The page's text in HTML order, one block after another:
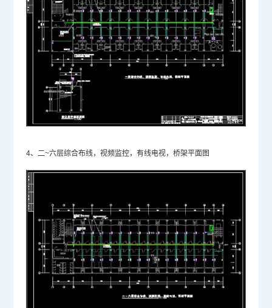
4、二~六层综合布线，视频监控，有线电视，桥架平面图